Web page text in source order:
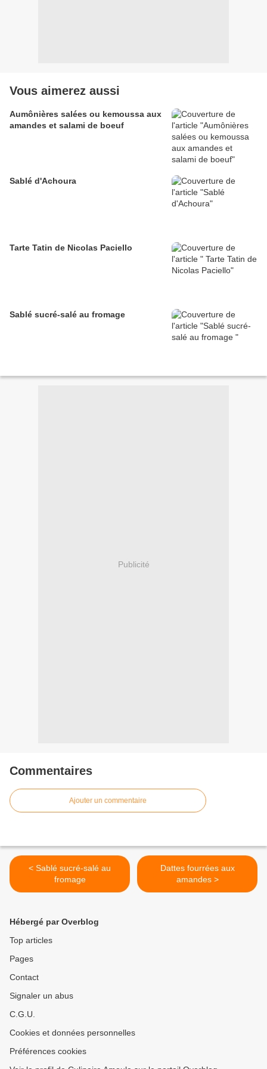
Vous aimerez aussi
Aumônières salées ou kemoussa aux
amandes et salami de boeuf
Sablé d'Achoura
Tarte Tatin de Nicolas Paciello
Sablé sucré-salé au fromage
Publicité
Commentaires
Ajouter un commentaire
< Sablé sucré-salé au
fromage
Dattes fourrées aux
amandes >
Hébergé par Overblog
Top articles
Pages
Contact
Signaler un abus
C.G.U.
Cookies et données personnelles
Préférences cookies